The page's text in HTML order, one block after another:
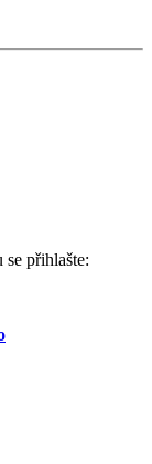
přihlašte: